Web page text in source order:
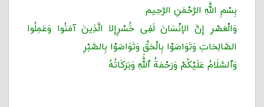
بِسْمِ اللَّهِ الرَّحْمَنِ الرَّحِیم
وَالْعَصْرِ إِنَّ الإنْسَانَ لَفِی خُسْرٍإِلا الَّذِینَ آمَنُوا وَعَمِلُوا
الصَّالِحَاتِ وَتَوَاصَوْا بِالْحَقِّ وَتَوَاصَوْا بِالصَّبْرِ
وَٱلسَّلَامُ عَلَيْكُمْ وَرَحْمَةُ ٱللَّٰهِ وَبَرَكَاتُهُ